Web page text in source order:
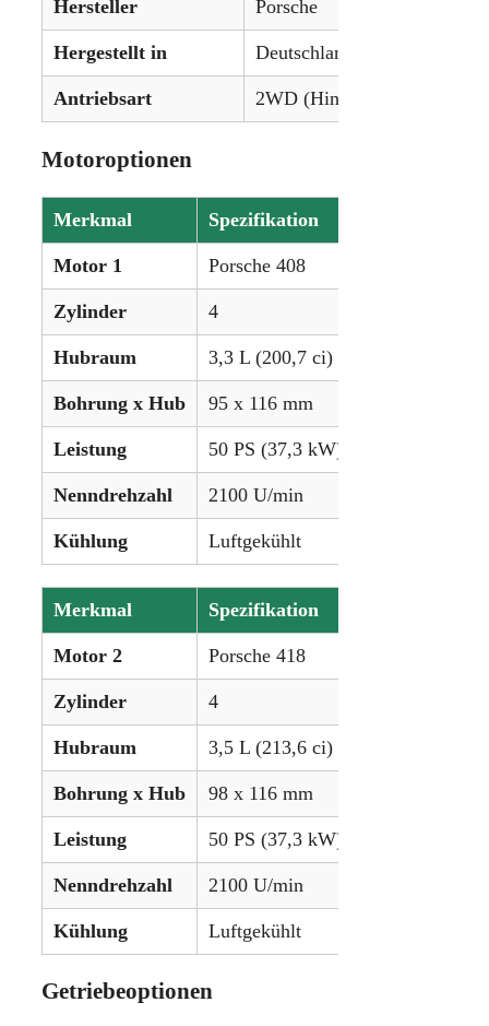
Hersteller Porsche
Hergestellt in Deutschland
Antriebsart 2WD (Hinterradantrieb)
Motoroptionen
Merkmal Spezifikation
Motor 1 Porsche 408
Zylinder 4
Hubraum 3,3 L (200,7 ci)
Bohrung x Hub 95 x 116 mm
Leistung 50 PS (37,3 kW)
Nenndrehzahl 2100 U/min
Kühlung Luftgekühlt
Merkmal Spezifikation
Motor 2 Porsche 418
Zylinder 4
Hubraum 3,5 L (213,6 ci)
Bohrung x Hub 98 x 116 mm
Leistung 50 PS (37,3 kW)
Nenndrehzahl 2100 U/min
Kühlung Luftgekühlt
Getriebeoptionen